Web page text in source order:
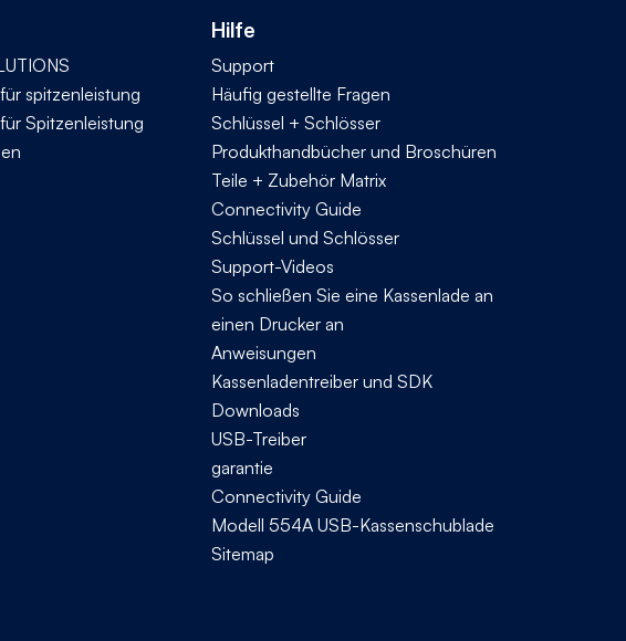
spitzenleistung
Spitzenleistung
Hilfe
Support
Häufig gestellte Fragen
Schlüssel + Schlösser
Produkthandbücher und Broschüren
Teile + Zubehör Matrix
Connectivity Guide
Schlüssel und Schlösser
Support-Videos
So schließen Sie eine Kassenlade an
einen Drucker an
Anweisungen
Kassenladentreiber und SDK
Downloads
USB-Treiber
garantie
Connectivity Guide
Modell 554A USB-Kassenschublade
Sitemap